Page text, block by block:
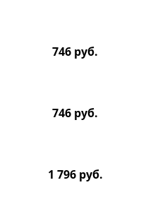
746 руб.
746 руб.
1 796 руб.